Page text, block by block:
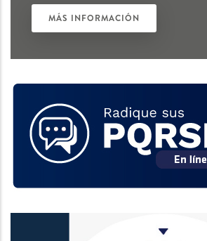
MÁS INFORMACIÓN